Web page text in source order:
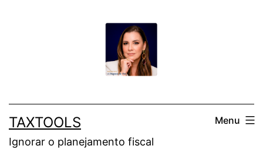
TAXTOOLS
Ignorar o planejamento fiscal
Menu